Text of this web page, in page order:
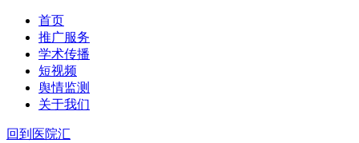
首页
推广服务
学术传播
短视频
舆情监测
关于我们
回到医院汇